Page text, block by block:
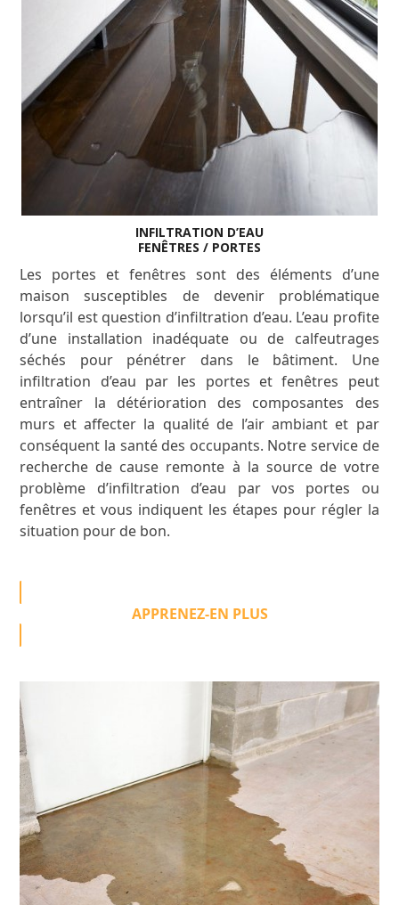
INFILTRATION D’EAU
FENÊTRES / PORTES
Les portes et fenêtres sont des éléments d’une
maison susceptibles de devenir problématique
lorsqu’il est question d’infiltration d’eau. L’eau profite
d’une installation inadéquate ou de calfeutrages
séchés pour pénétrer dans le bâtiment. Une
infiltration d’eau par les portes et fenêtres peut
entraîner la détérioration des composantes des
murs et affecter la qualité de l’air ambiant et par
conséquent la santé des occupants. Notre service de
recherche de cause remonte à la source de votre
problème d’infiltration d’eau par vos portes ou
fenêtres et vous indiquent les étapes pour régler la
situation pour de bon.
APPRENEZ-EN PLUS